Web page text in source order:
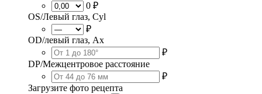
0 ₽
OS/Левый глаз, Cyl
₽
OD/левый глаз, Ax
₽
DP/Межцентровое расстояние
₽
Загрузите фото рецепта